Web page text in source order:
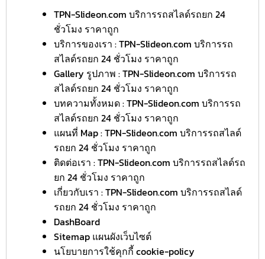
TPN-Slideon.com บริการรถสไลด์รถยก 24
ชั่วโมง ราคาถูก
บริการของเรา : TPN-Slideon.com บริการรถ
สไลด์รถยก 24 ชั่วโมง ราคาถูก
Gallery รูปภาพ : TPN-Slideon.com บริการรถ
สไลด์รถยก 24 ชั่วโมง ราคาถูก
บทความทั้งหมด : TPN-Slideon.com บริการรถ
สไลด์รถยก 24 ชั่วโมง ราคาถูก
แผนที่ Map : TPN-Slideon.com บริการรถสไลด์
รถยก 24 ชั่วโมง ราคาถูก
ติดต่อเรา : TPN-Slideon.com บริการรถสไลด์รถ
ยก 24 ชั่วโมง ราคาถูก
เกี่ยวกับเรา : TPN-Slideon.com บริการรถสไลด์
รถยก 24 ชั่วโมง ราคาถูก
DashBoard
Sitemap แผนผังเว็บไซต์
นโยบายการใช้คุกกี้ cookie-policy